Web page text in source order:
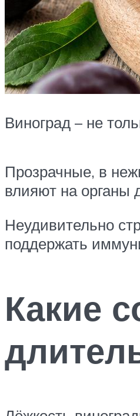
Виноград – не
Прозрачные, в
влияют на органы
Неудивительно
поддержать
Какие